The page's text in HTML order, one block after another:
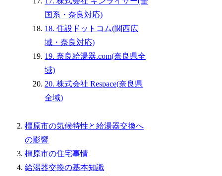
国系・奈良対応)
18. 住設ドットコム(関西広
域・奈良対応)
19. 奈良給湯器.com(奈良県全
域)
20. 株式会社 Respace(奈良県
全域)
橿原市の気候特性と給湯器交換へ
の影響
橿原市の住宅事情
給湯器交換の基本知識